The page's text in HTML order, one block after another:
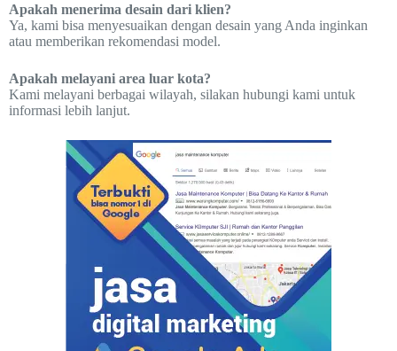
Apakah menerima desain dari klien?
Ya, kami bisa menyesuaikan dengan desain yang Anda inginkan
atau memberikan rekomendasi model.
Apakah melayani area luar kota?
Kami melayani berbagai wilayah, silakan hubungi kami untuk
informasi lebih lanjut.